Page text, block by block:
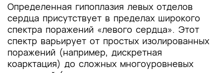
Определенная гипоплазия левых отделов
сердца присутствует в пределах широкого
спектра поражений «левого сердца». Этот
спектр варьирует от простых изолированных
поражений (например, дискретная
коарктация) до сложных многоуровневых